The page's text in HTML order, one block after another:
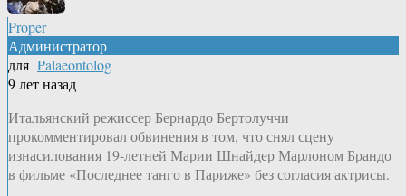
Proper
Администратор
для Palaeontolog
9 лет назад
Итальянский режиссер Бернардо Бертолуччи
прокомментировал обвинения в том, что снял сцену
изнасилования 19-летней Марии Шнайдер Марлоном Брандо
в фильме «Последнее танго в Париже» без согласия актрисы.